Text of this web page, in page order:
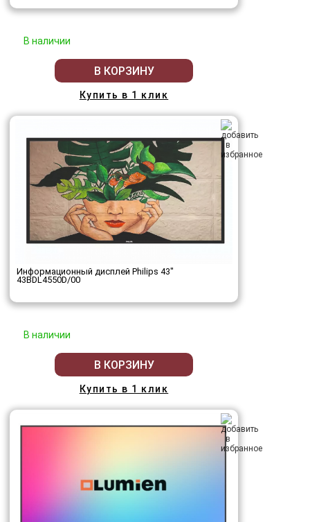
В наличии
В КОРЗИНУ
Купить в 1 клик
Информационный дисплей Philips 43"
43BDL4550D/00
В наличии
В КОРЗИНУ
Купить в 1 клик